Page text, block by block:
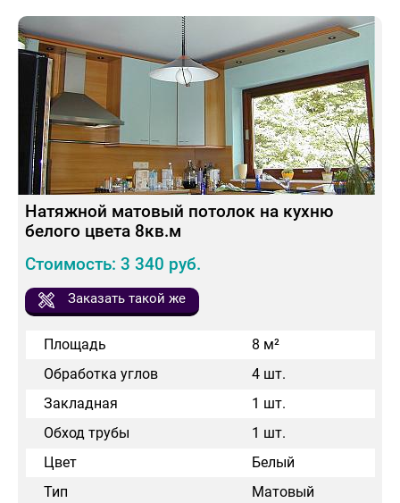
Натяжной матовый потолок на кухню
белого цвета 8кв.м
Стоимость: 3 340 руб.
Заказать такой же
Площадь
8 м²
Обработка углов
4 шт.
Закладная
1 шт.
Обход трубы
1 шт.
Цвет
Белый
Тип
Матовый